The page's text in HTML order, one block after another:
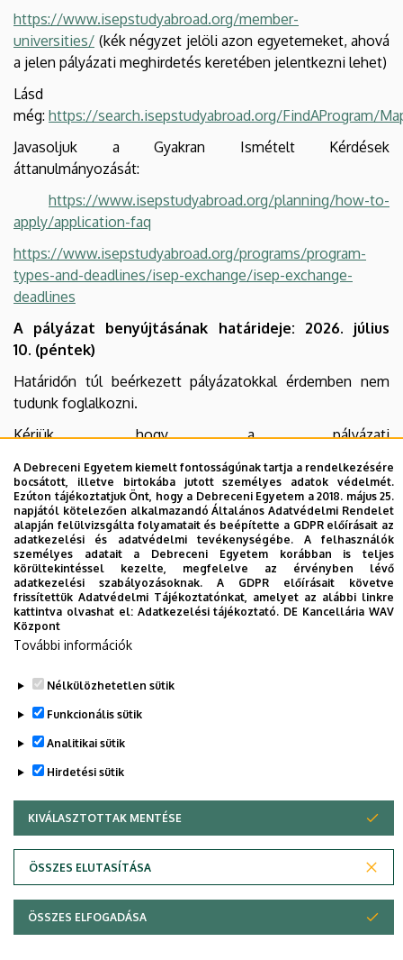
https://www.isepstudyabroad.org/member-
universities/ (kék négyzet jelöli azon egyetemeket, ahová
a jelen pályázati meghirdetés keretében jelentkezni lehet)
Lásd
még: https://search.isepstudyabroad.org/FindAProgram/
Javasoljuk a Gyakran Ismételt Kérdések
áttanulmányozását:
https://www.isepstudyabroad.org/planning/how-to-
apply/application-faq
https://www.isepstudyabroad.org/programs/program-
types-and-deadlines/isep-exchange/isep-exchange-
deadlines
A pályázat benyújtásának határideje: 2026. július
10. (péntek)
Határidőn túl beérkezett pályázatokkal érdemben nem
tudunk foglalkozni.
Kérjük, hogy a pályázati
agargya.katalin@unideb.hue-mail címre, doc vagy pdf
formátumban. A fájlok elnevezései tartalmazzák a pályázó
nevét és a dokumentum típusát (pl.
Minta_Janos_oneletrajz).
Szeretnénk felhívni a pályázók figyelmét, hogy a nyertes
pályázatokról a végső döntést a fogadóegyetem hozza
meg, valamint a DE illetékes kar dékánjának hozzájárulása
is szükséges (ezt nem a pályázónak kell beszereznie!!!).
Legutóbbi frissítés:
Adatvédelem Adatvédelem
Kapcsolat
Copyright © 2026 Unideb
A Debreceni Egyetem kiemelt fontosságúnak tartja a rendelkezésére
bocsátott, illetve birtokába jutott személyes adatok védelmét.
Ezúton tájékoztatjuk Önt, hogy a Debreceni Egyetem a 2018. május 25.
napjától kötelezően alkalmazandó Általános Adatvédelmi Rendelet
alapján felülvizsgálta folyamatait és beépítette a GDPR előírásait az
adatkezelési és adatvédelmi tevékenységébe. A felhasználók
személyes adatait a Debreceni Egyetem korábban is teljes
körültekintéssel kezelte, megfelelve az érvényben lévő
adatkezelési szabályozásoknak. A GDPR előírásait követve
frissítettük Adatvédelmi Tájékoztatónkat, amelyet az alábbi linkre
kattintva olvashat el: Adatkezelési tájékoztató. DE Kancellária WAV
Központ
További információk
Nélkülözhetetlen sütik
Funkcionális sütik
Analitikai sütik
Hirdetési sütik
KIVÁLASZTOTTAK MENTÉSE
ÖSSZES ELUTASÍTÁSA
WITHDRAW CONSENT
ÖSSZES ELFOGADÁSA